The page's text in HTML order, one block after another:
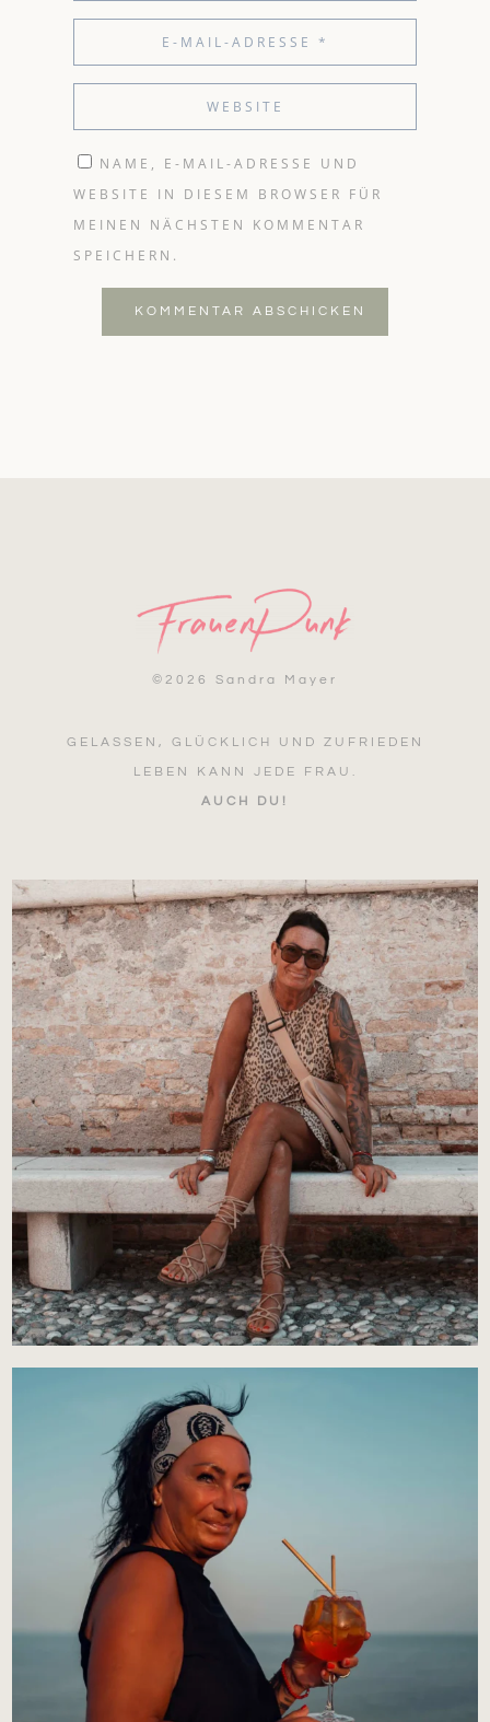
NAME, E-MAIL-ADRESSE UND
WEBSITE IN DIESEM BROWSER FÜR
MEINEN NÄCHSTEN KOMMENTAR
SPEICHERN.
KOMMENTAR ABSCHICKEN
© 2026 Sandra Mayer
GELASSEN, GLÜCKLICH UND ZUFRIEDEN
LEBEN KANN JEDE FRAU.
AUCH DU!